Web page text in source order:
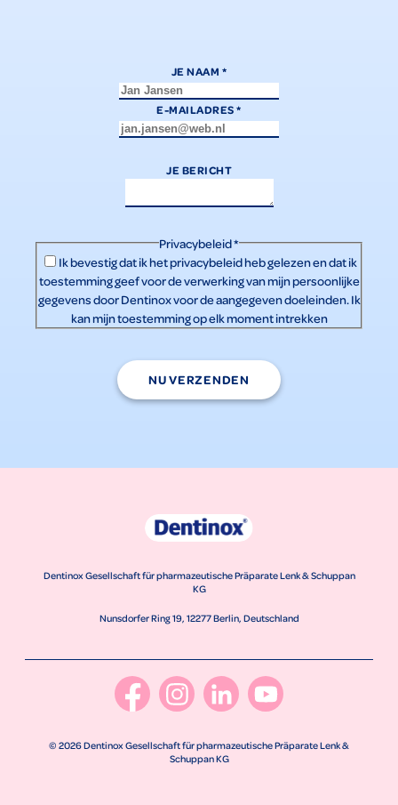
JE NAAM *
E-MAILADRES*
JE BERICHT
Privacybeleid*
Ik bevestig dat ik hetprivacybeleidheb gelezen en dat ik
toestemming geef voor de verwerking van mijn persoonlijke
gegevens door Dentinox voor de aangegeven doeleinden. Ik
kan mijn toestemming op elk moment intrekken
NU VERZENDEN
Dentinox Gesellschaft für pharmazeutische Präparate Lenk & Schuppan
KG
Nunsdorfer Ring 19, 12277 Berlin, Deutschland
© 2026 Dentinox Gesellschaft für pharmazeutische Präparate Lenk &
Schuppan KG